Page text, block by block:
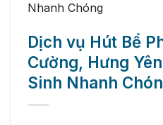
Nhanh Chóng
Dịch vụ Hút Bể
Cường, Hưng
Sinh Nhanh